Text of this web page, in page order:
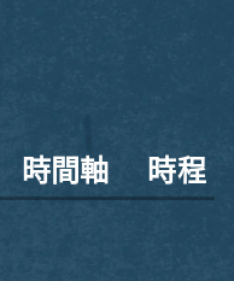
時間軸 時程